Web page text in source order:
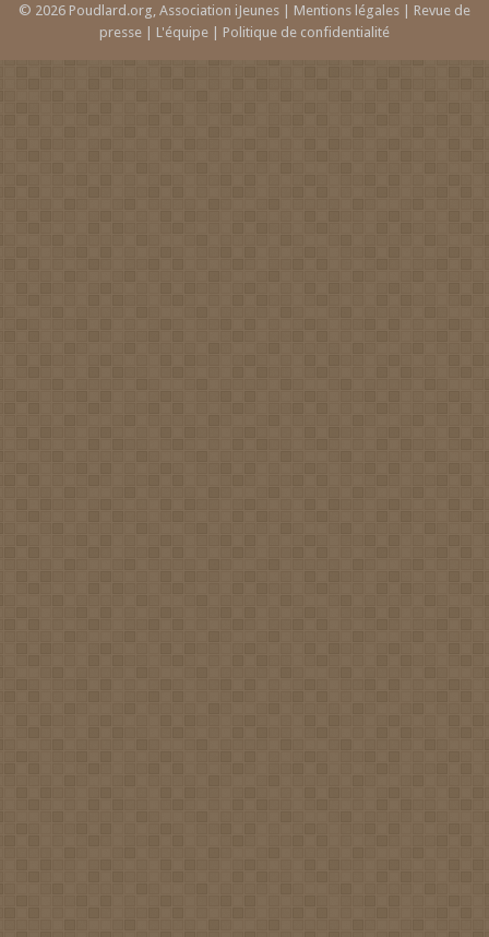
© 2026 Poudlard.org, Association iJeunes | Mentions légales | Revue de
presse | L'équipe | Politique de confidentialité